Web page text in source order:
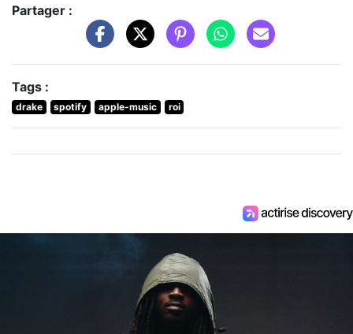
Partager :
Tags :
drake spotify apple-music roi